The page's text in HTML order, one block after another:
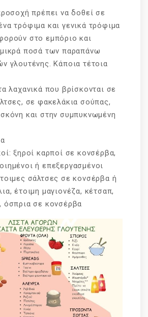
πρέπει να δοθεί σε
τρόφιμα και γενικά τρόφιμα
στο εμπόριο και
ποσά των παραπάνω
γλουτένης. Κάποια τέτοια
λαχανικά που βρίσκονται σε
σε φακελάκια σούπας,
και στην συμπυκνωμένη
ξηροί καρποί σε κονσέρβα,
ή επεξεργασμένοι
σάλτσες σε κονσέρβα ή
έτοιμη μαγιονέζα, κέτσαπ,
όσπρια σε κονσέρβα